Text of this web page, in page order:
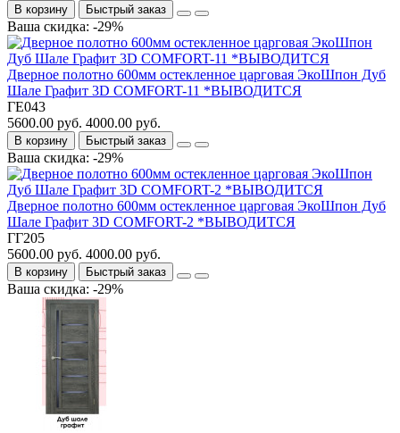
В корзину Быстрый заказ
Ваша скидка: -29%
Дверное полотно 600мм остекленное царговая ЭкоШпон Дуб
Шале Графит 3D COMFORT-11 *ВЫВОДИТСЯ
ГЕ043
5600.00 руб. 4000.00 руб.
В корзину Быстрый заказ
Ваша скидка: -29%
Дверное полотно 600мм остекленное царговая ЭкоШпон Дуб
Шале Графит 3D COMFORT-2 *ВЫВОДИТСЯ
ГГ205
5600.00 руб. 4000.00 руб.
В корзину Быстрый заказ
Ваша скидка: -29%